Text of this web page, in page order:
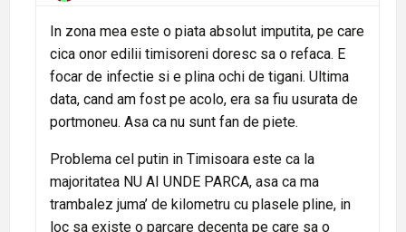
In zona mea este o piata absolut imputita, pe care
cica onor edilii timisoreni doresc sa o refaca. E
focar de infectie si e plina ochi de tigani. Ultima
data, cand am fost pe acolo, era sa fiu usurata de
portmoneu. Asa ca nu sunt fan de piete.
Problema cel putin in Timisoara este ca la
majoritatea NU AI UNDE PARCA, asa ca ma
trambalez juma’ de kilometru cu plasele pline, in
loc sa existe o parcare decenta pe care sa o